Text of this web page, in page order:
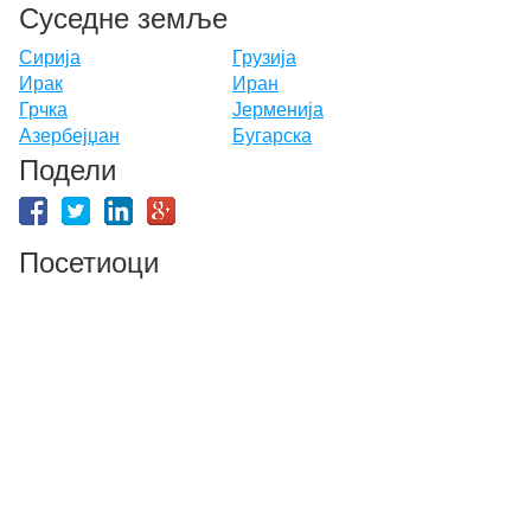
Суседне земље
Сирија
Грузија
Ирак
Иран
Грчка
Јерменија
Азербејџан
Бугарска
Подели
Посетиоци